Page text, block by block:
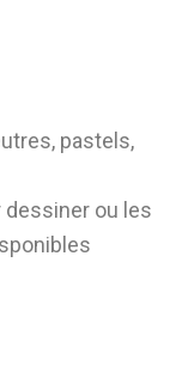
pastels,
dessiner ou les